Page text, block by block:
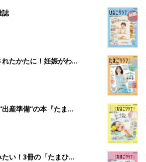
誌
たかたに！妊娠がわか
む本『初めてのたまご
産準備”の本『たまご
〈スペシャル大特集〉
い！3冊の「たまひ